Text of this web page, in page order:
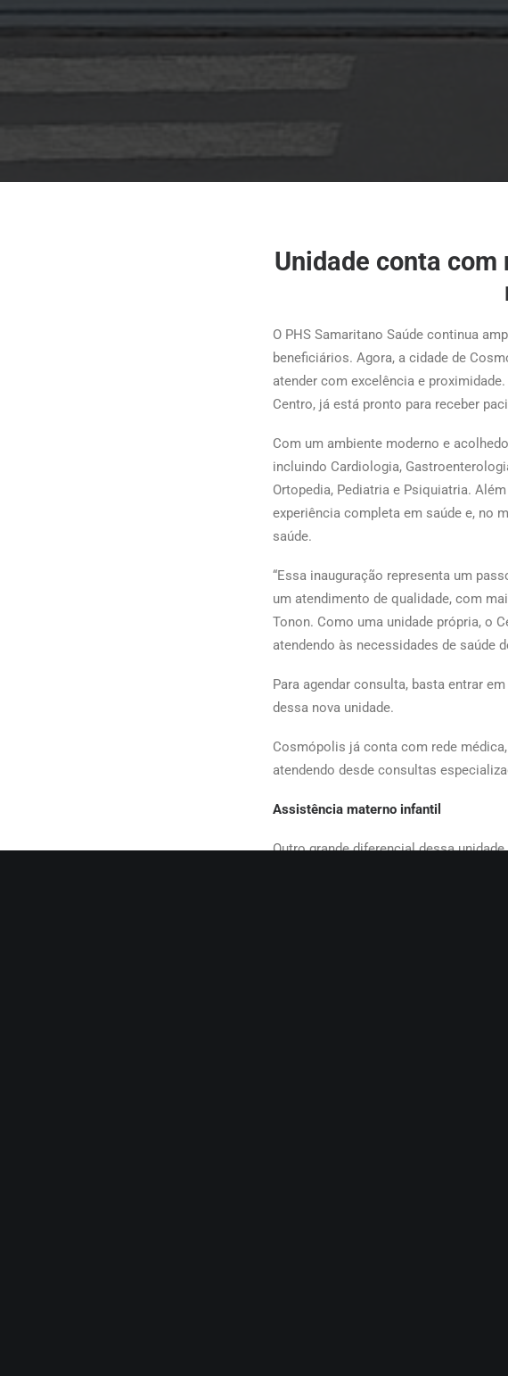
Unidade conta
O PHS Samaritano Saúde continua
beneficiários. Agora, a cidade de
atender com excelência e
Centro, já está pronto para receber
Com um ambiente moderno e
incluindo Cardiologia,
Ortopedia, Pediatria e Psiquiatria.
experiência completa em saúde e, no
saúde.
“Essa inauguração representa um
um atendimento de qualidade, com
Tonon. Como uma unidade própria, o
atendendo às necessidades de saúde
Para agendar consulta, basta entrar
dessa nova unidade.
Cosmópolis já conta com rede
atendendo desde consultas
Assistência materno infantil
Outro grande diferencial dessa